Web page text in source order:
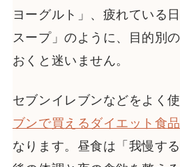
ヨーグルト」、疲れている
スープ」のように、目的別
おくと迷いません。
セブンイレブンなどをよく使
ブンで買えるダイエット食
なります。昼食は「我慢す